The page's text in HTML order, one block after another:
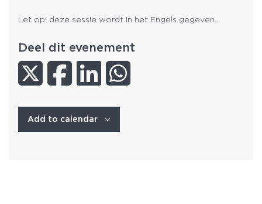
Let op: deze sessie wordt in het Engels gegeven.
Deel dit evenement
Add to calendar